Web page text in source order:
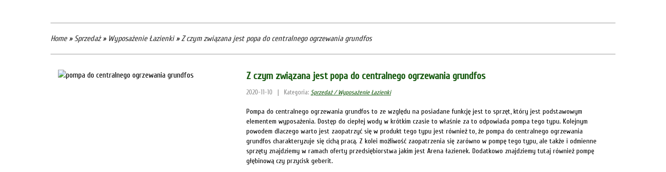
Home»Sprzedaż» Wyposażenie Łazienki»Z czym związana jest popa do centralnego ogrzewania grundfos
Z czym związana jest popa do centralnego ogrzewania grundfos
2020-11-10 Kategoria: Sprzedaż / Wyposażenie Łazienki
Pompa do centralnego ogrzewania grundfos to ze względu na posiadane funkcję jest to sprzęt, który jest podstawowym
elementem wyposażenia. Dostęp do ciepłej wody w krótkim czasie to właśnie za to odpowiada pompa tego typu. Kolejnym
powodem dlaczego warto jest zaopatrzyć się w produkt tego typu jest również to, że pompa do centralnego ogrzewania
grundfos charakteryzuje się cichą pracą. Z kolei możliwość zaopatrzenia się zarówno w pompę tego typu, ale także i odmienne
sprzęty znajdziemy w ramach oferty przedsiębiorstwa jakim jest Arena łazienek. Dodatkowo znajdziemy tutaj również pompę
głębinową czy przycisk geberit.